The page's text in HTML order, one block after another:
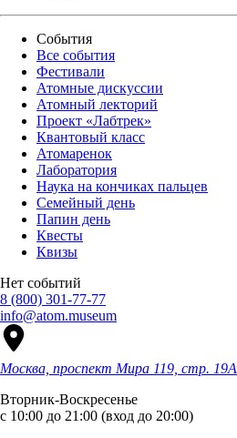
События
Все события
Фестивали
Атомные дискуссии
Атомный лекторий
Проект «Лабтрек»
Квантовый класс
Атомаренок
Лаборатория
Наука на кончиках пальцев
Семейный день
Папин день
Квесты
Квизы
Нет событий
8 (800) 301-77-77
info@atom.museum
Москва, проспект Мира 119, стр. 19А
Вторник-Воскресенье
с 10:00 до 21:00 (вход до 20:00)